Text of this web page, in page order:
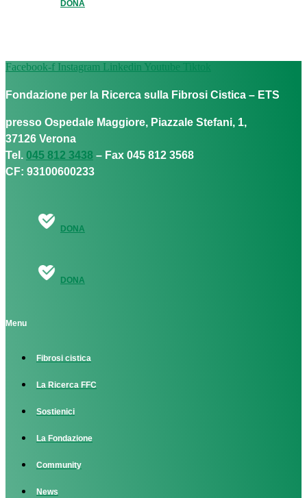
DONA
Facebook-f Instagram Linkedin Youtube Tiktok
Fondazione per la Ricerca sulla Fibrosi Cistica – ETS
presso Ospedale Maggiore, Piazzale Stefani, 1,
37126 Verona
Tel. 045 812 3438 – Fax 045 812 3568
CF: 93100600233
DONA
DONA
Menu
Fibrosi cistica
La Ricerca FFC
Sostienici
La Fondazione
Community
News